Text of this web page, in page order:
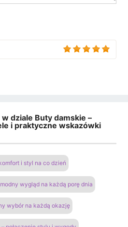
dziale Buty damskie –
i praktyczne wskazówki
i styl na co dzień
wygląd na każdą porę dnia
wybór na każdą okazję